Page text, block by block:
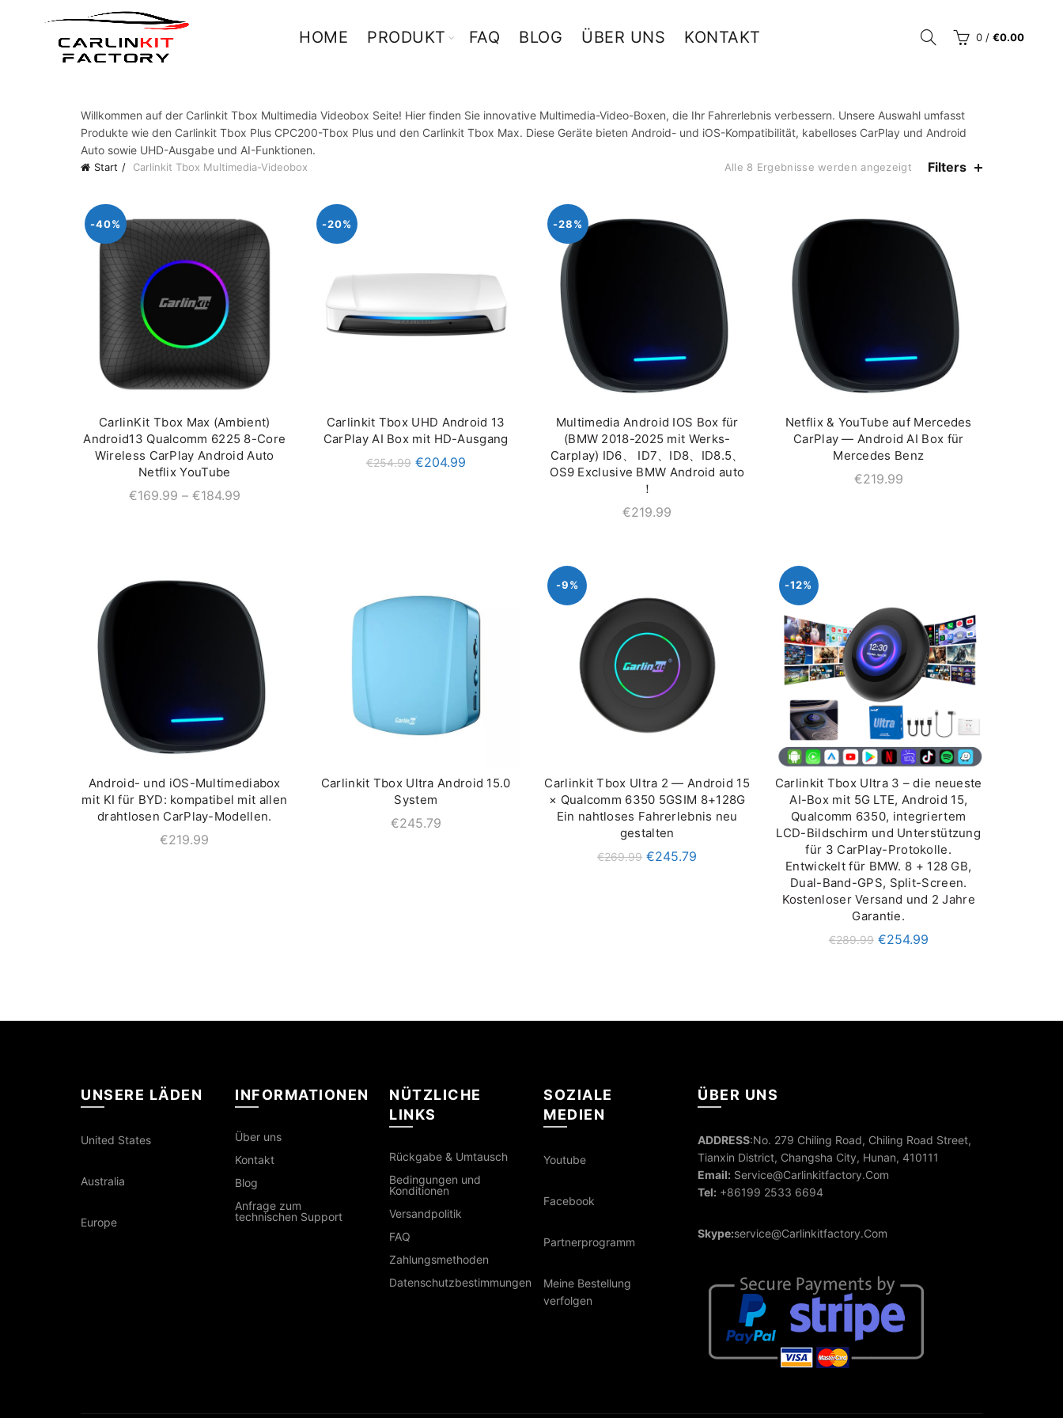
HOME PRODUKT FAQ BLOG ÜBER UNS KONTAKT 0 / €0.00
Willkommen auf der Carlinkit Tbox Multimedia Videobox Seite! Hier finden Sie innovative Multimedia-Video-Boxen, die Ihr Fahrerlebnis verbessern. Unsere Auswahl umfasst
Produkte wie den Carlinkit Tbox Plus CPC200-Tbox Plus und den Carlinkit Tbox Max. Diese Geräte bieten Android- und iOS-Kompatibilität, kabelloses CarPlay und Android
Auto sowie UHD-Ausgabe und AI-Funktionen.
Start Carlinkit Tbox Multimedia-Videobox Alle 8 Ergebnisse werden angezeigt Filters
-40%
QUICK SHOP
CarlinKit Tbox Max (Ambient)
Android13 Qualcomm 6225 8-Core
Wireless CarPlay Android Auto
Netflix YouTube
€169.99 – €184.99
-20%
IN DEN WARENKORB
Carlinkit Tbox UHD Android 13
CarPlay AI Box mit HD-Ausgang
€254.99 €204.99
-28%
QUICK SHOP
Multimedia Android IOS Box für
(BMW 2018-2025 mit Werks-
Carplay) ID6、 ID7、ID8、ID8.5、
OS9 Exclusive BMW Android auto
！
€219.99
IN DEN WARENKORB
Netflix & YouTube auf Mercedes
CarPlay — Android AI Box für
Mercedes Benz
€219.99
IN DEN WARENKORB
Android- und iOS-Multimediabox
mit KI für BYD: kompatibel mit allen
drahtlosen CarPlay-Modellen.
€219.99
IN DEN WARENKORB
Carlinkit Tbox Ultra Android 15.0
System
€245.79
-9%
IN DEN WARENKORB
Carlinkit Tbox Ultra 2 — Android 15
× Qualcomm 6350 5GSIM 8+128G
Ein nahtloses Fahrerlebnis neu
gestalten
€269.99 €245.79
-12%
IN DEN WARENKORB
Carlinkit Tbox Ultra 3 – die neueste
AI-Box mit 5G LTE, Android 15,
Qualcomm 6350, integriertem
LCD-Bildschirm und Unterstützung
für 3 CarPlay-Protokolle.
Entwickelt für BMW. 8 + 128 GB,
Dual-Band-GPS, Split-Screen.
Kostenloser Versand und 2 Jahre
Garantie.
€289.99 €254.99
UNSERE LÄDEN
United States
Australia
Europe
INFORMATIONEN
Über uns
Kontakt
Blog
Anfrage zum
technischen Support
NÜTZLICHE
LINKS
Rückgabe & Umtausch
Bedingungen und
Konditionen
Versandpolitik
FAQ
Zahlungsmethoden
Datenschutzbestimmungen
SOZIALE
MEDIEN
Youtube
Facebook
Partnerprogramm
Meine Bestellung
verfolgen
ÜBER UNS
ADDRESS:No. 279 Chiling Road, Chiling Road Street,
Tianxin District, Changsha City, Hunan, 410111
Email: Service@Carlinkitfactory.Com
Tel: +86199 2533 6694
Skype:service@Carlinkitfactory.Com